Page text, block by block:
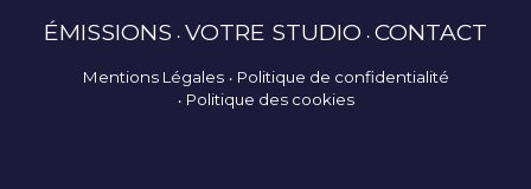
ÉMISSIONS VOTRE STUDIO CONTACT
Mentions Légales
Politique de confidentialité
Politique des cookies